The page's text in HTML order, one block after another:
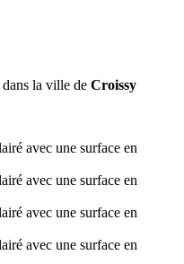
dans la ville de Croissy
avec une surface en
avec une surface en
avec une surface en
avec une surface en